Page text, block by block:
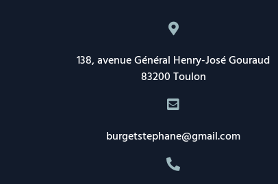
138, avenue Général Henry-José Gouraud
83200 Toulon
burgetstephane@gmail.com